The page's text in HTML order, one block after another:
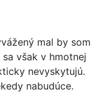
mal by som
však v hmotnej
nevyskytujú.
nabudúce.